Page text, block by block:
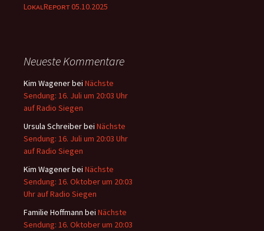
LᴏᴋᴀʟRᴇᴘᴏʀᴛ 05.10.2025
Neueste Kommentare
Kim Wagenerbei Nächste
Sendung: 16. Juli um 20:03 Uhr
auf Radio Siegen
Ursula Schreiberbei Nächste
Sendung: 16. Juli um 20:03 Uhr
auf Radio Siegen
Kim Wagenerbei Nächste
Sendung: 16. Oktober um 20:03
Uhr auf Radio Siegen
Familie Hoffmann bei Nächste
Sendung: 16. Oktober um 20:03